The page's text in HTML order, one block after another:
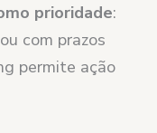
prioridade:
com prazos
permite ação